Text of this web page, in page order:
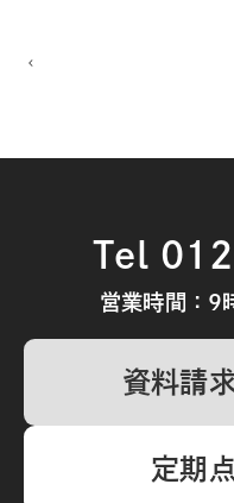
Tel
営業時間：9
資料請
定期